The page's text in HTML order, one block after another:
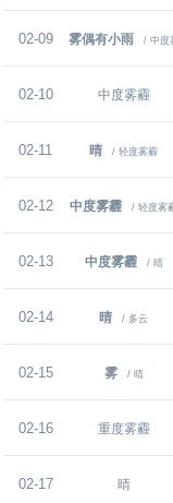
02-09 雾偶有小雨 / 中度
霾
02-10 中度雾霾
02-11 晴 / 轻度雾霾
02-12 中度雾霾 / 轻度雾
02-13 中度雾霾 / 晴
02-14 晴 / 多云
02-15 雾 / 晴
02-16 重度雾霾
02-17 晴